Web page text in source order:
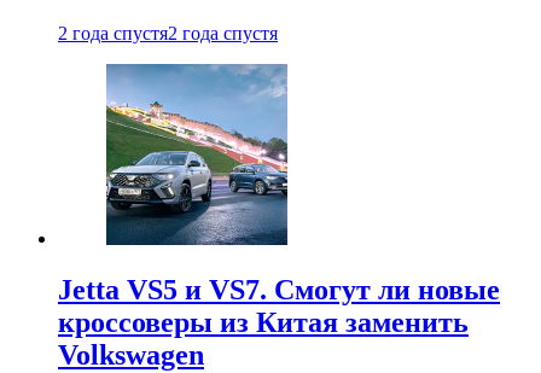
2 года спустя2 года спустя
Jetta VS5 и VS7. Смогут ли новые
кроссоверы из Китая заменить
Volkswagen